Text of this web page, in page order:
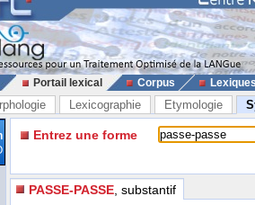
Portail lexical Corpus
Lexicographie Etymologie
Entrez une forme
PASSE-PASSE , substantif